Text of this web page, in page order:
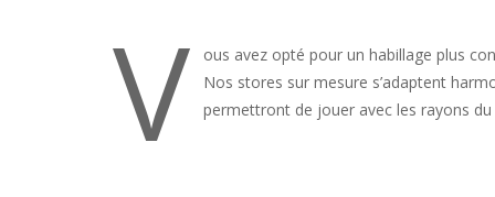
V
ous avez opté pour un habillage plus
Nos stores sur mesure s’adaptent
permettront de jouer avec les rayons du